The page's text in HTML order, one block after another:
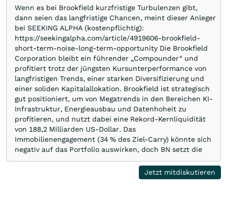
Wenn es bei Brookfield kurzfristige Turbulenzen gibt,
dann seien das langfristige Chancen, meint dieser Anleger
bei SEEKING ALPHA (kostenpflichtig):
https://seekingalpha.com/article/4919606-brookfield-
short-term-noise-long-term-opportunity Die Brookfield
Corporation bleibt ein führender „Compounder“ und
profitiert trotz der jüngsten Kursunterperformance von
langfristigen Trends, einer starken Diversifizierung und
einer soliden Kapitalallokation. Brookfield ist strategisch
gut positioniert, um von Megatrends in den Bereichen KI-
Infrastruktur, Energieausbau und Datenhoheit zu
profitieren, und nutzt dabei eine Rekord-Kernliquidität
von 188,2 Milliarden US-Dollar. Das
Immobilienengagement (34 % des Ziel-Carry) könnte sich
negativ auf das Portfolio auswirken, doch BN setzt die
Veräußerung von Vermögenswerten fort und sieht
langfristigen Wert in Premium-Immobilien. Der Anleger
behält seine Bewertung „Strong Buy“ bei, gestützt durch
Jetzt mitdiskutieren